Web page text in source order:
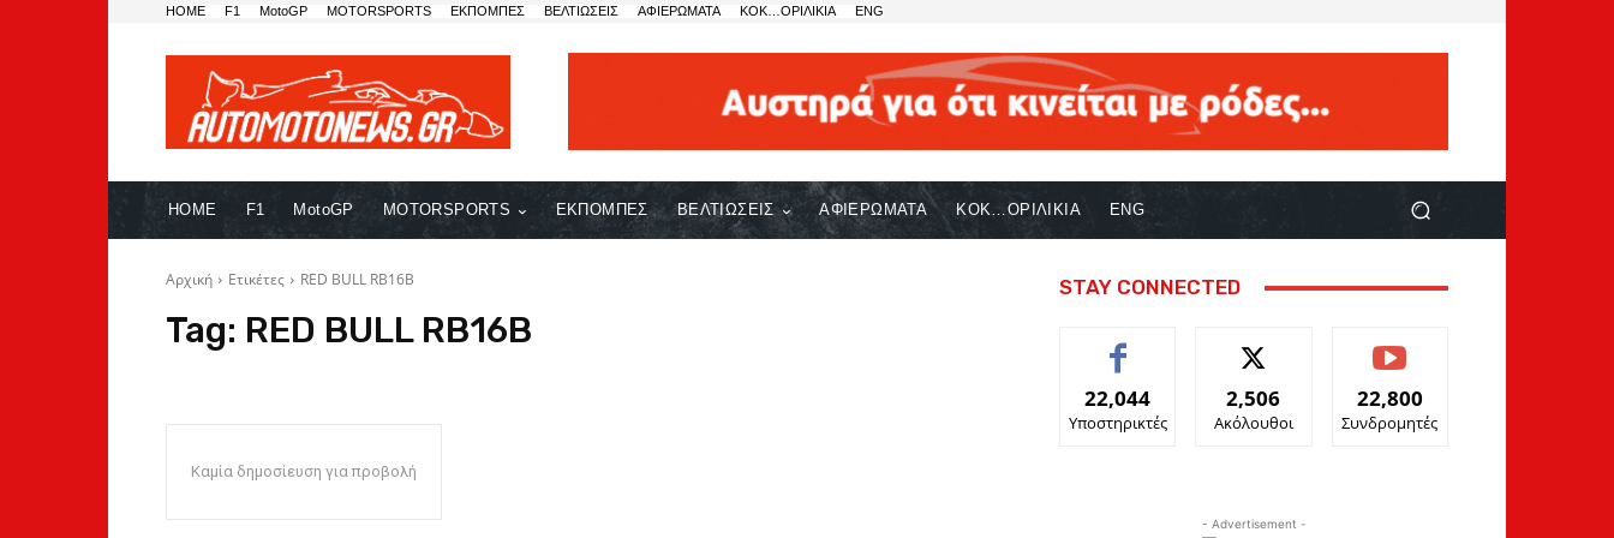
HOME F1 MotoGP MOTORSPORTS ΕΚΠΟΜΠΕΣ ΒΕΛΤΙΩΣΕΙΣ ΑΦΙΕΡΩΜΑΤΑ ΚΟΚ…ΟΡΙΛΙΚΙΑ ENG
HOME F1 MotoGP MOTORSPORTS ΕΚΠΟΜΠΕΣ ΒΕΛΤΙΩΣΕΙΣ ΑΦΙΕΡΩΜΑΤΑ ΚΟΚ…ΟΡΙΛΙΚΙΑ ENG
Αρχική Ετικέτες RED BULL RB16B
Tag: RED BULL RB16B
Καμία δημοσίευση για προβολή
STAY CONNECTED
22,044
Υποστηρικτές
2,506
Ακόλουθοι
22,800
Συνδρομητές
- Advertisement -